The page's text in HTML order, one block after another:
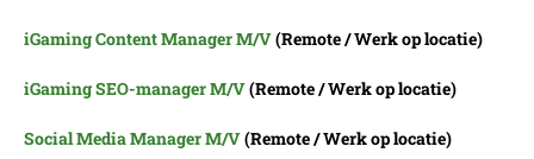
iGaming Content Manager M/V(Remote / Werk op locatie)
iGamingSEO-managerM/V(Remote / Werk op locatie)
Social Media Manager M/V(Remote / Werk op locatie)